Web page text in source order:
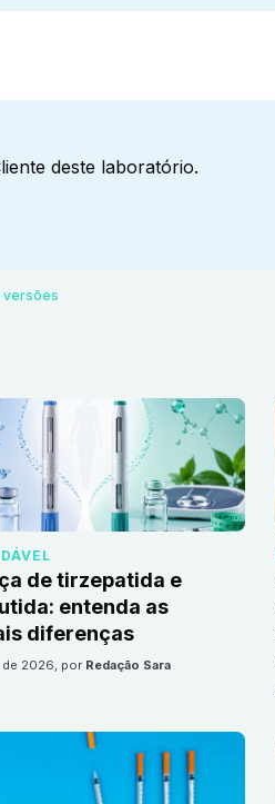
deste laboratório.
versões
de tirzepatida e
entenda as
diferenças
de 2026, por Redação Sara